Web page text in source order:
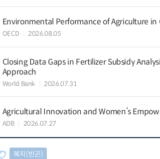
Environmental Performance of Agriculture in
OECD 2026.08.05
Closing Data Gaps in Fertilizer Subsidy
Approach
World Bank 2026.07.31
Agricultural Innovation and Women’s
ADB 2026.07.27
복지(빈곤)